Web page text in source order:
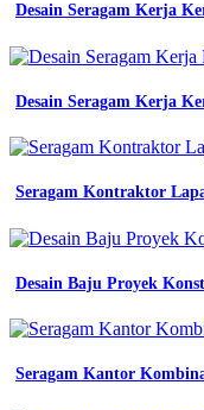
surat
baju
kantor
seragam
kerja
seragam
keki
Chindo
Baju
Olahraga
asn
Desain Seragam Kerja
Desain Seragam Kerja
Seragam Kontraktor
Desain Baju Proyek
Seragam Kantor